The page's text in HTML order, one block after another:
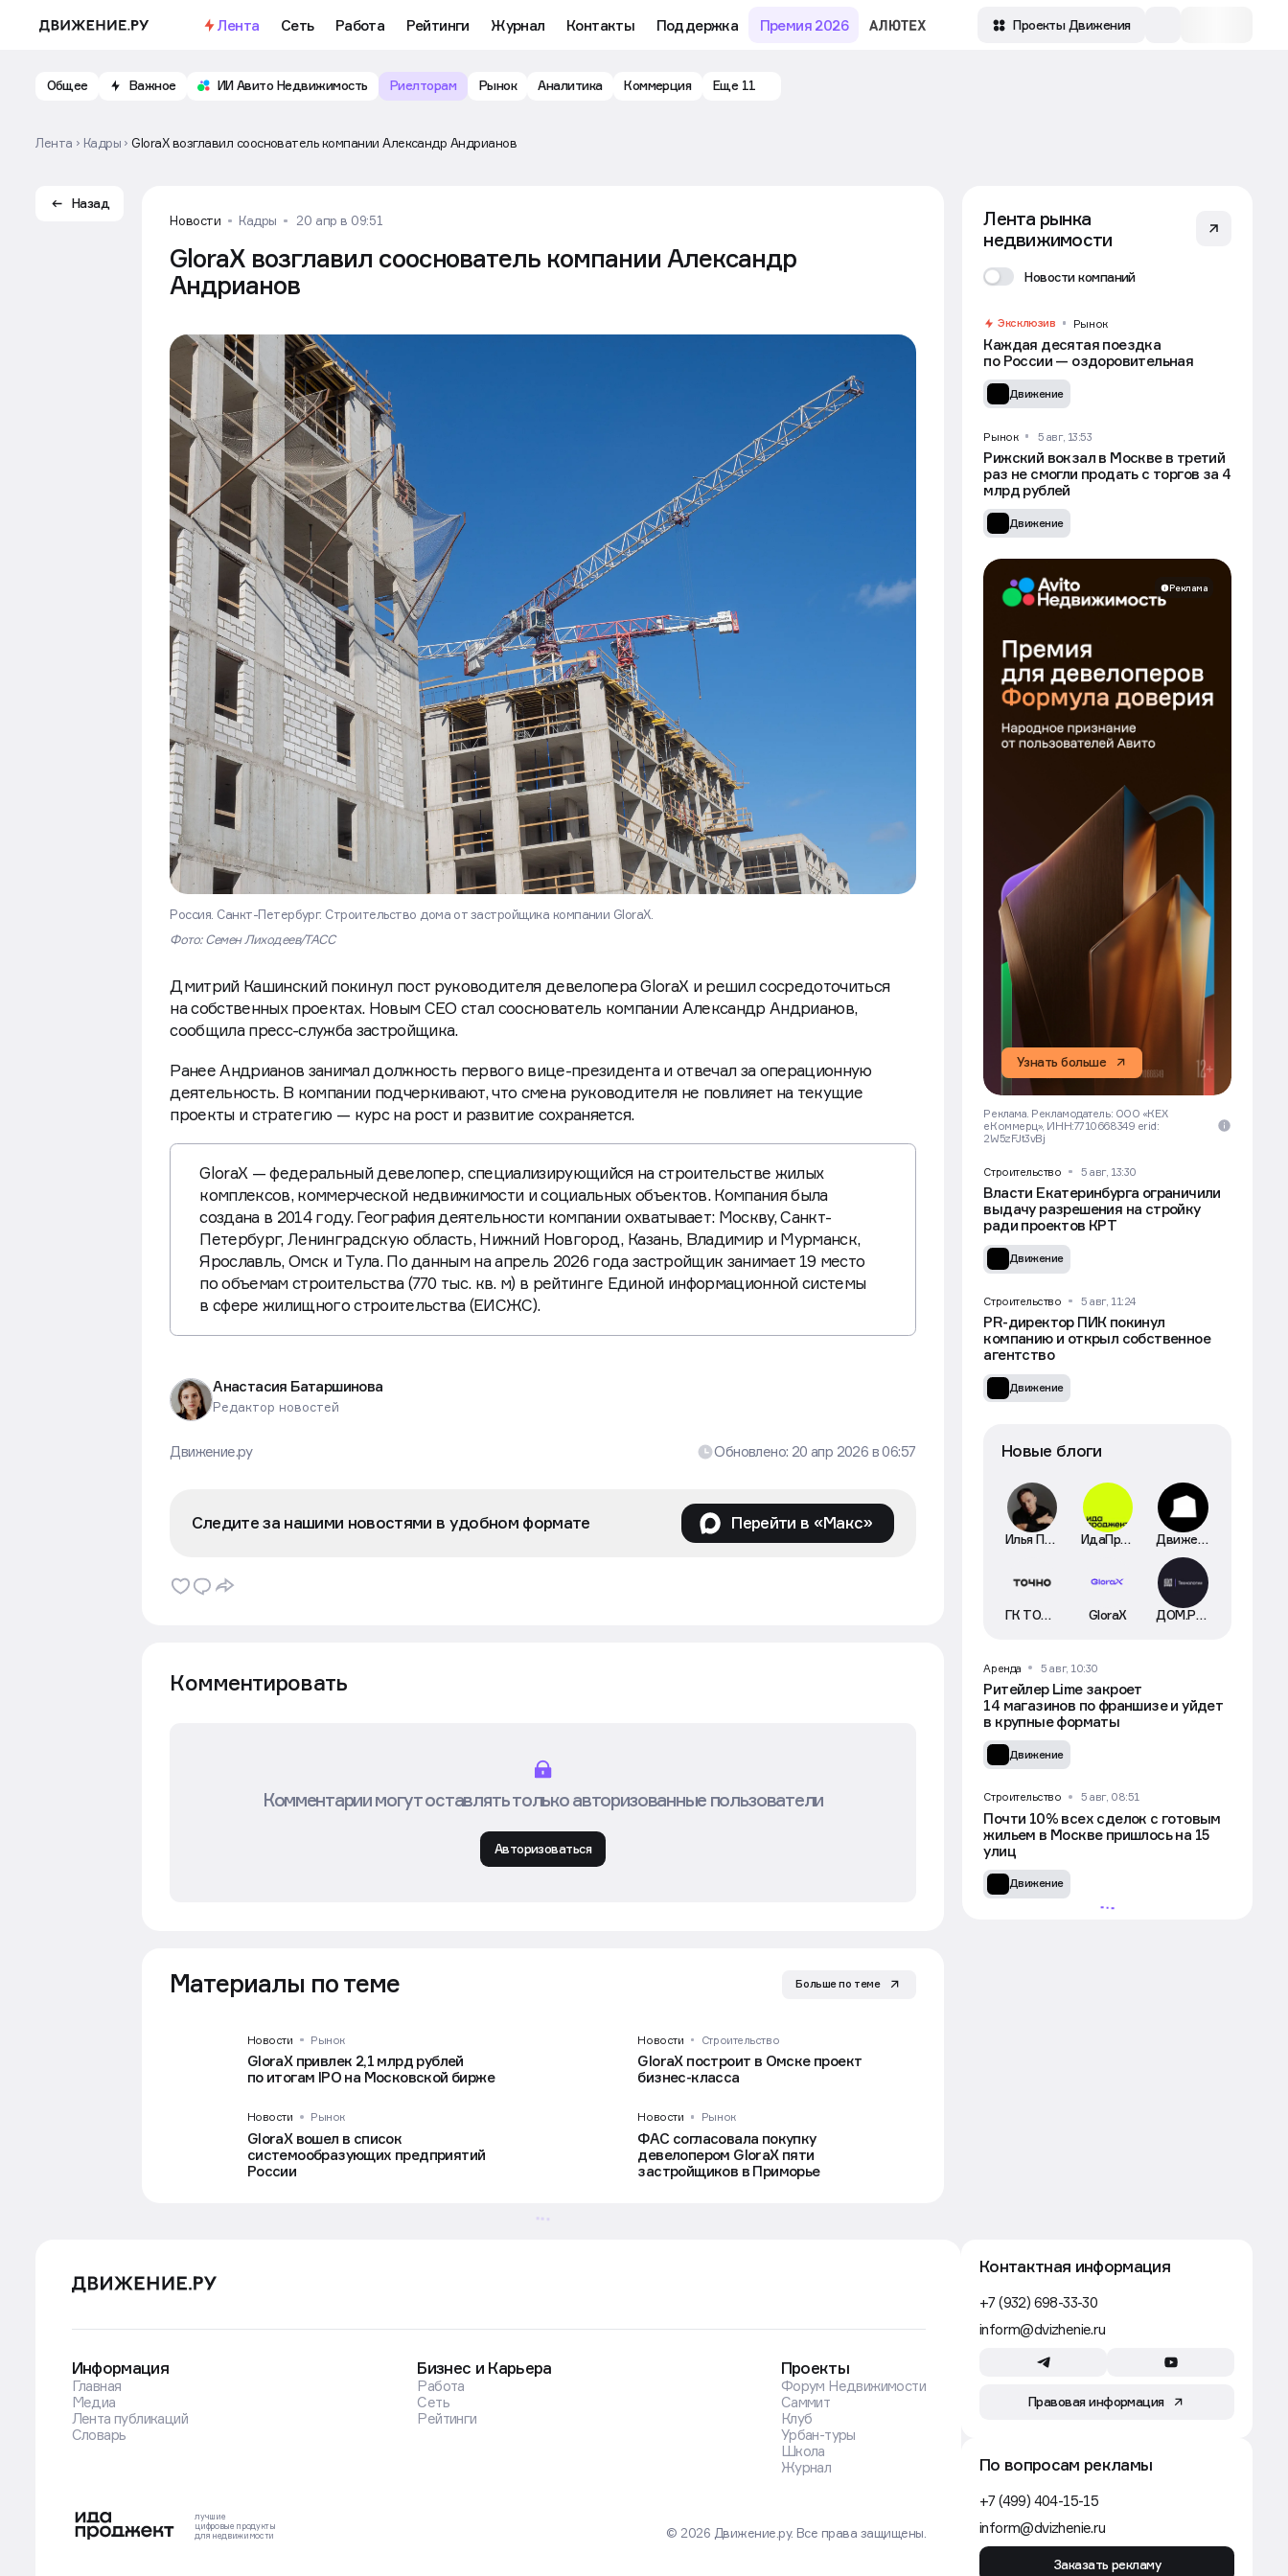
Лента Сеть Работа Рейтинги Журнал Контакты Поддержка Премия 2026 Проекты Движения
Общее Важное ИИ Авито Недвижимость Риелторам Рынок Аналитика Коммерция Еще 11
Лента Кадры GloraX возглавил сооснователь компании Александр Андрианов
Назад
Новости
Кадры 20 апр в 09:51
GloraX возглавил сооснователь компании Александр
Андрианов
Россия. Санкт-Петербург. Строительство дома от застройщика компании GloraX.
Фото: Семен Лиходеев/ТАСС
Дмитрий Кашинский покинул пост руководителя девелопера GloraX и решил сосредоточиться
на собственных проектах. Новым CEO стал сооснователь компании Александр Андрианов,
сообщила пресс-служба застройщика.
Ранее Андрианов занимал должность первого вице-президента и отвечал за операционную
деятельность. В компании подчеркивают, что смена руководителя не повлияет на текущие
проекты и стратегию — курс на рост и развитие сохраняется.
GloraX — федеральный девелопер, специализирующийся на строительстве жилых
комплексов, коммерческой недвижимости и социальных объектов. Компания была
создана в 2014 году. География деятельности компании охватывает: Москву, Санкт-
Петербург, Ленинградскую область, Нижний Новгород, Казань, Владимир и Мурманск,
Ярославль, Омск и Тула. По данным на апрель 2026 года застройщик занимает 19 место
по объемам строительства (770 тыс. кв. м) в рейтинге Единой информационной системы
в сфере жилищного строительства (ЕИСЖС).
Анастасия Батаршинова
Редактор новостей
Движение.ру Обновлено: 20 апр 2026 в06:57
Следите за нашими новостями в удобном формате Перейти в «Макс»
Комментировать
Комментарии могут оставлять только авторизованные пользователи
Авторизоваться
Материалы по теме Больше по теме
Новости Рынок
GloraX привлек 2,1 млрд рублей
по итогам IPO на Московской бирже
Новости Строительство
GloraX построит в Омске проект
бизнес-класса
Новости Рынок
GloraX вошел в список
системообразующих предприятий
России
Новости Рынок
ФАС согласовала покупку
девелопером GloraX пяти
застройщиков в Приморье
Лента рынка
недвижимости
Новости компаний
Эксклюзив Рынок
Каждая десятая поездка
по России — оздоровительная
Движение
Рынок 5 авг, 13:53
Рижский вокзал в Москве в третий
раз не смогли продать с торгов за 4
млрд рублей
Движение
Реклама
Узнать больше
Реклама. Рекламодатель: ООО «КЕХ
еКоммерц», ИНН:7710668349 erid:
2W5zFJt3vBj
Строительство 5 авг, 13:30
Власти Екатеринбурга ограничили
выдачу разрешения на стройку
ради проектов КРТ
Движение
Строительство 5 авг, 11:24
PR-директор ПИК покинул
компанию и открыл собственное
агентство
Движение
Новые блоги
Илья Пискулин ИдаПроджект Движение
ГК ТОЧНО GloraX ДОМ.РФ Технологии
Аренда 5 авг, 10:30
Ритейлер Lime закроет
14 магазинов по франшизе и уйдет
в крупные форматы
Движение
Строительство 5 авг, 08:51
Почти 10% всех сделок с готовым
жильем в Москве пришлось на 15
улиц
Движение
Рынок 5 авг, 06:34
обязать оборудовать дворы
для самокатов — СМИ
Движение
В России с 1 сентября легализуют
оборот криптовалют,
но расплачиваться ими будет
нельзя